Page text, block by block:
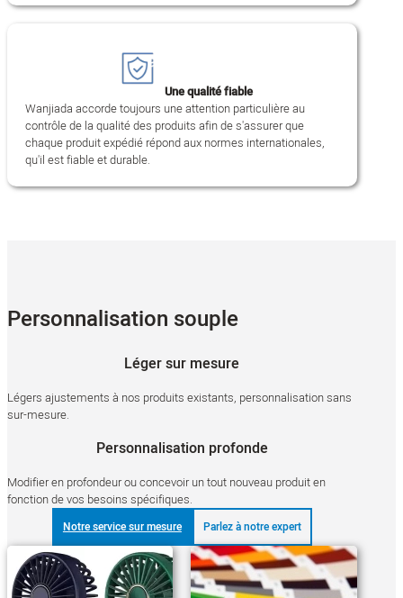
Une qualité fiable
Wanjiada accorde toujours une attention particulière au
contrôle de la qualité des produits afin de s'assurer que
chaque produit expédié répond aux normes internationales,
qu'il est fiable et durable.
Personnalisation souple
Léger sur mesure
Légers ajustements à nos produits existants, personnalisation sans
sur-mesure.
Personnalisation profonde
Modifier en profondeur ou concevoir un tout nouveau produit en
fonction de vos besoins spécifiques.
Notre service sur mesure Parlez à notre expert